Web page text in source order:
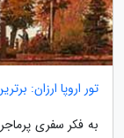
تور اروپا ارزان:
به فکر سفری